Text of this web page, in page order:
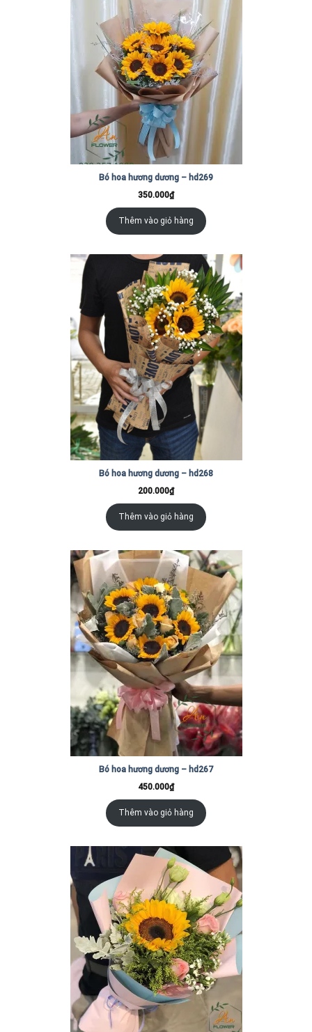
Bó hoa hương dương – hd269
350.000₫
Thêm vào giỏ hàng
Bó hoa hương dương – hd268
200.000₫
Thêm vào giỏ hàng
Bó hoa hương dương – hd267
450.000₫
Thêm vào giỏ hàng